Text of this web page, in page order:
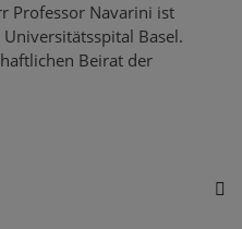
Professor Navarini ist
Basel.
Beirat der